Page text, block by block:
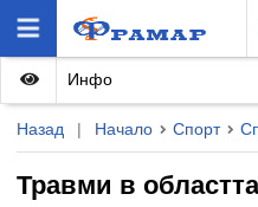
Назад | Начало Спорт
Травми в
Инфо